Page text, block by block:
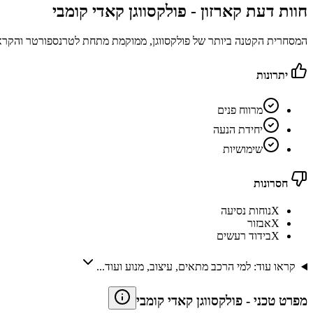
חוות דעת קארזון - פולקסווגן קאדי קומבי
המסחרית הקטנה ביותר של פולקסווגן, ממוקמת מתחת לטרנספורטר
יתרונות
מרווח פנים
יחידת הנעה
שימושיות
חסרונות
Xנוחות נסיעה
Xאבזור
Xבידוד רעשים
קראו עוד: למי הרכב מתאים, עיצוב, מנוע ועוד...
מפרט טכני - פולקסווגן קאדי קומבי